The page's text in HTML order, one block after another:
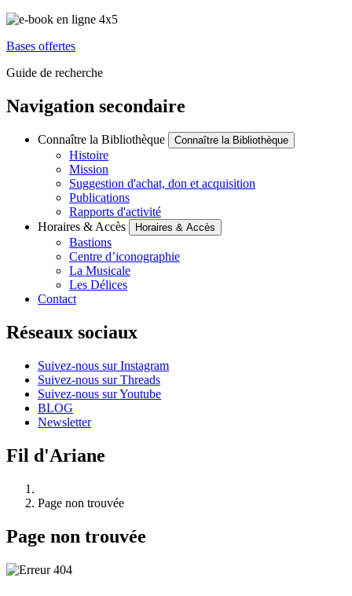
Bases offertes
Guide de recherche
Navigation secondaire
Connaître la Bibliothèque Connaître la Bibliothèque
Histoire
Mission
Suggestion d'achat, don et acquisition
Publications
Rapports d'activité
Horaires & Accès
Horaires & Accès
Bastions
Centre d’iconographie
La Musicale
Les Délices
Contact
Réseaux sociaux
Suivez-nous sur Instagram
Suivez-nous sur Threads
Suivez-nous sur Youtube
BLOG
Newsletter
Fil d'Ariane
Page non trouvée
Page non trouvée